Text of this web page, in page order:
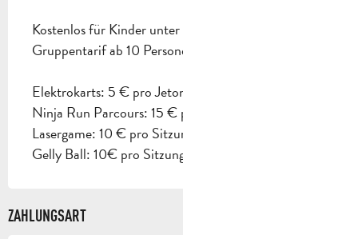
Kostenlos für Kinder unter 3 Jahren.
Gruppentarif ab 10 Personen.
Elektrokarts: 5 € pro Jeton / 25 € für 7 Jetons.
Ninja Run Parcours: 15 € pro Sitzung.
Lasergame: 10 € pro Sitzung
Gelly Ball: 10€ pro Sitzung.
ZAHLUNGSART